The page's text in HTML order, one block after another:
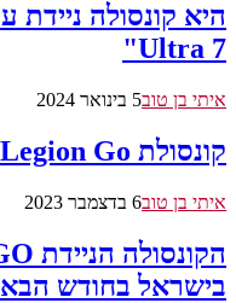
Ultra 7"
איתי בן טוב5 בינואר 2024
קונסולת Legion Go הושקה בישראל
איתי בן טוב6 בדצמבר 2023
בישראל בחודש הבא